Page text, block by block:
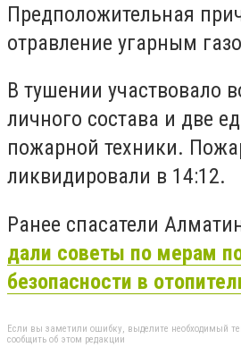
Предположительная
отравление угарным
В тушении участвовало
личного состава и две
пожарной техники.
ликвидировали в 14:12.
Ранее спасатели
дали советы по мерам
безопасности в
Если вы заметили ошибку, выделите необходимый
сообщить об этом редакции